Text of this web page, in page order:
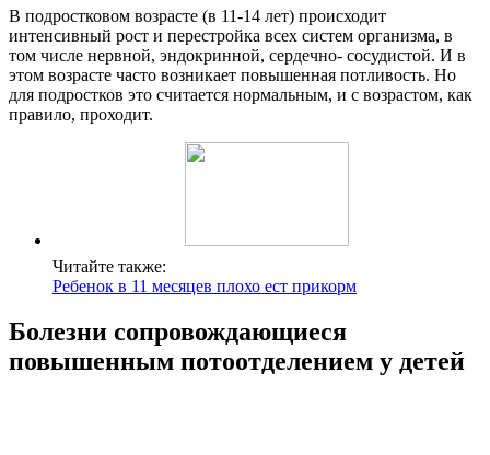
В подростковом возрасте (в 11-14 лет) происходит
интенсивный рост и перестройка всех систем организма, в
том числе нервной, эндокринной, сердечно- сосудистой. И в
этом возрасте часто возникает повышенная потливость. Но
для подростков это считается нормальным, и с возрастом, как
правило, проходит.
Читайте также:
Ребенок в 11 месяцев плохо ест прикорм
Болезни сопровождающиеся
повышенным потоотделением у детей